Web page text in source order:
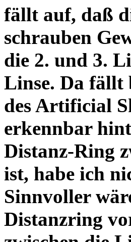
fällt auf, daß
schrauben
die 2. und 3.
Linse. Da fällt
des Artificial
erkennbar
Distanz-Ring
ist, habe ich
Sinnvoller
Distanzring